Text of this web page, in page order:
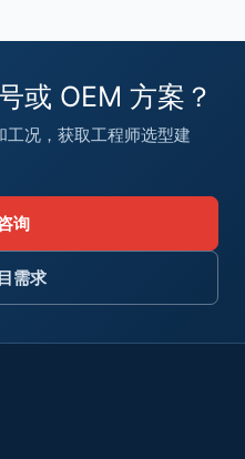
或 OEM 方案？
况，获取工程师选型建
询
需求